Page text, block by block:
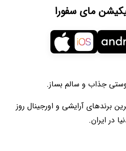
مای سفورا
جذاب و سالم بساز.
برندهای آرایشی و اورجینال روز
در ایران.